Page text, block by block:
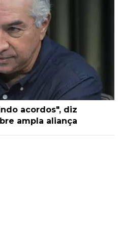
acordos", diz
ampla aliança